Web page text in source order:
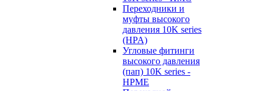
Переходники и
муфты высокого
давления 10K series
(HPA)
Угловые фитинги
высокого давления
(пап) 10K series -
HPME